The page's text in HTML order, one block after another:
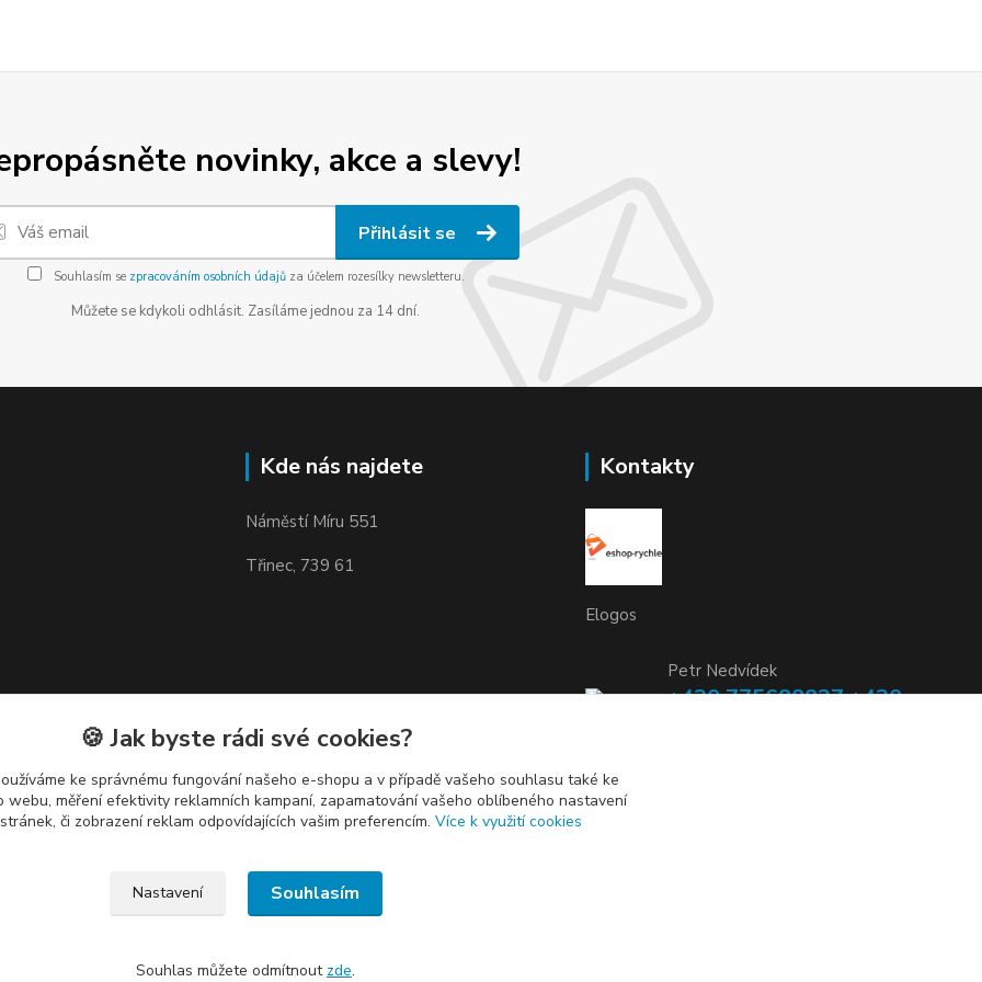
novinky, akce a slevy!
Přihlásit se
Souhlasím se zpracováním osobních údajůza účelem rozesílky newsletteru.
Můžete se kdykoli odhlásit. Zasíláme jednou za 14 dní.
Kde nás najdete
Náměstí Míru 551
Třinec, 739 61
Kontakty
Elogos
Petr Nedvídek
+420 775688827 +420
info@elogos.cz
🍪 Jak byste rádi své cookies?
ke správnému fungování našeho e-shopu a v případě vašeho souhlasu také ke
měření efektivity reklamních kampaní, zapamatování vašeho oblíbeného nastavení
či zobrazení reklam odpovídajících vašim preferencím. Více k využití cookies
Nastavení Souhlasím
Souhlas můžete odmítnout zde.